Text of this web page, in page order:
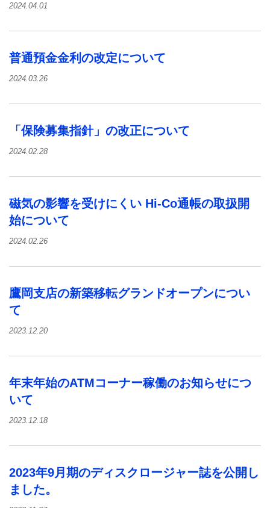
2024.04.01
普通預金金利の改定について
2024.03.26
「保険募集指針」の改正について
2024.02.28
磁気の影響を受けにくい Hi-Co通帳の取扱開
始について
2024.02.26
鷹岡支店の新築移転グランドオープンについ
て
2023.12.20
年末年始のATMコーナー稼働のお知らせにつ
いて
2023.12.18
2023年9月期のディスクロージャー誌を公開し
ました。